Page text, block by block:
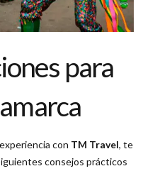
para
con TM Travel, te
consejos prácticos